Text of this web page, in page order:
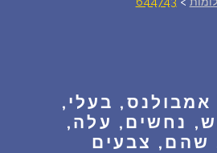
אמבולנס, בעלי,
נחשים, עלה,
שהם, צבעים